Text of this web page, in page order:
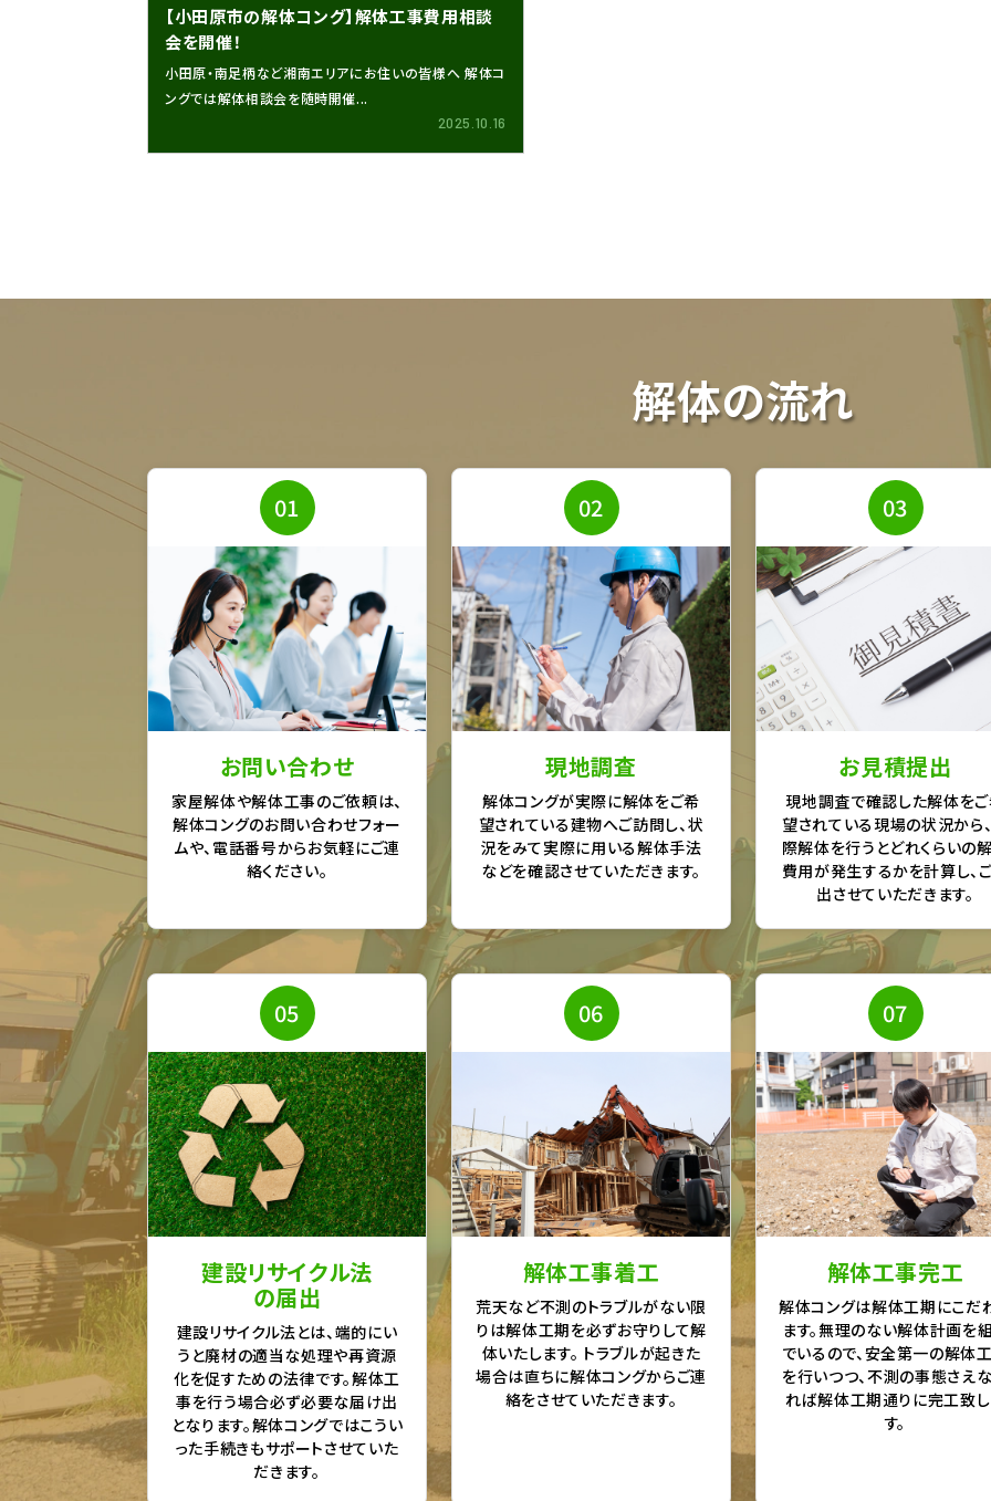
【小田原市の解体コング】解体工事費用相談
会を開催！
小田原・南足柄など湘南エリアにお住いの皆様へ 解体コ
ングでは解体相談会を随時開催...
2025.10.16
解体の流れ
01
お問い合わせ
家屋解体や解体工事のご依頼は、
解体コングのお問い合わせフォー
ムや、電話番号からお気軽にご連
絡ください。
02
現地調査
解体コングが実際に解体をご希
望されている建物へご訪問し、状
況をみて実際に用いる解体手法
などを確認させていただきます。
03
お見積提出
現地調査で確認した解体を
望されている現場の状況から
際解体を行うとどれくらいの
費用が発生するかを計算し、
出させていただきます。
05
建設リサイクル法
の届出
建設リサイクル法とは、端的にい
うと廃材の適当な処理や再資源
化を促すための法律です。解体工
事を行う場合必ず必要な届け出
となります。解体コングではこうい
った手続きもサポートさせていた
だきます。
06
解体工事着工
荒天など不測のトラブルがない限
りは解体工期を必ずお守りして解
体いたします。 トラブルが起きた
場合は直ちに解体コングからご連
絡をさせていただきます。
07
解体工事完工
解体コングは解体工期にこだ
ます。無理のない解体計画を
でいるので、安全第一の解体
を行いつつ、不測の事態さえ
れば解体工期通りに完工致
す。